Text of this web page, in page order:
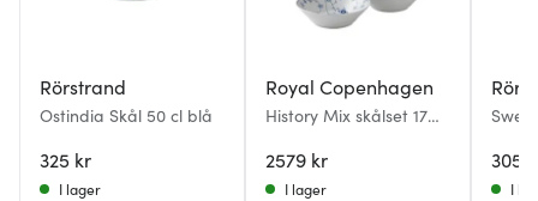
Rörstrand
Ostindia Skål 50 cl blå
325 kr
I lager
Royal Copenhagen
History Mix skålset 17
2579 kr
I lager
305
I